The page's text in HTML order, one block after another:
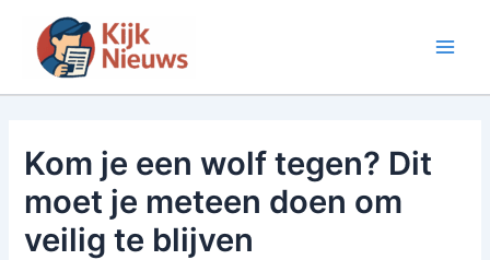
inhoud
Kom je een wolf tegen? Dit
moet je meteen doen om
veilig te blijven